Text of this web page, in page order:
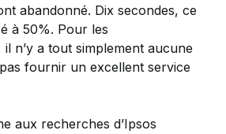
abandonné. Dix secondes, ce
à 50%. Pour les
n’y a tout simplement aucune
fournir un excellent service
aux recherches d’Ipsos